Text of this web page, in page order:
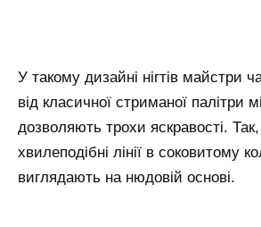
У такому дизайні нігтів майстри
від класичної стриманої палітри
дозволяють трохи яскравості. Так,
хвилеподібні лінії в соковитому
виглядають на нюдовій основі.